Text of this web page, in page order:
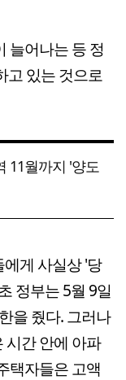
늘어나는 등 정
고 있는 것으로
11월까지 '양도
에게 사실상 '당
정부는 5월 9일
을 줬다. 그러나
시간 안에 아파
택자들은 고액